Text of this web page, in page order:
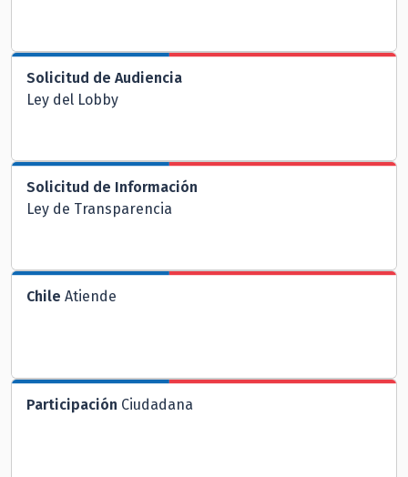
Solicitud de Audiencia
Ley del Lobby
Solicitud de Información
Ley de Transparencia
Chile Atiende
Participación Ciudadana